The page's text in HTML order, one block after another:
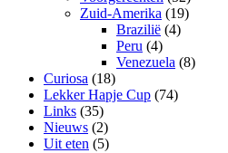
Zuid-Amerika (19)
Brazilië (4)
Peru (4)
Venezuela (8)
Curiosa (18)
Lekker Hapje Cup (74)
Links (35)
Nieuws (2)
Uit eten (5)